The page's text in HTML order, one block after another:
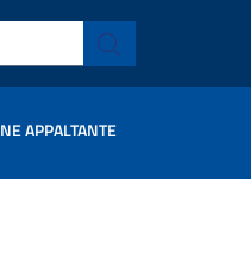
APPALTANTE